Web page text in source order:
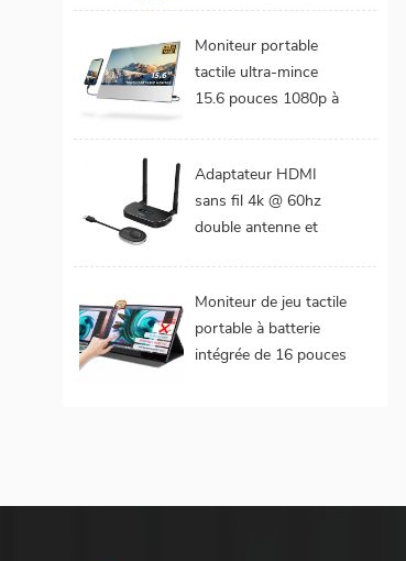
intégrée Moniteur
portable tactile pour
ordinateur portable
Moniteur portable
tactile ultra-mince
15.6 pouces 1080p à
Adaptateur HDMI
sans fil 4k @ 60hz
double antenne et
Moniteur de jeu tactile
portable à batterie
intégrée de 16 pouces